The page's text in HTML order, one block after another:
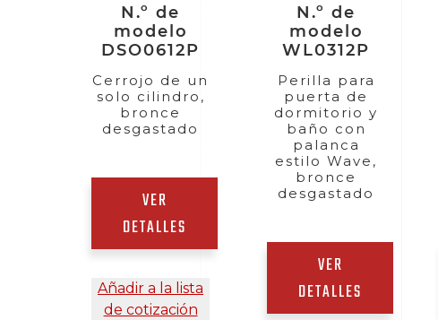
N.º de
modelo
DSO0612P
Cerrojo de un
solo cilindro,
bronce
desgastado
VER
DETALLES
Añadir a la lista
de cotización
N.º de
modelo
WL0312P
Perilla para
puerta de
dormitorio y
baño con
palanca
estilo Wave,
bronce
desgastado
VER
DETALLES